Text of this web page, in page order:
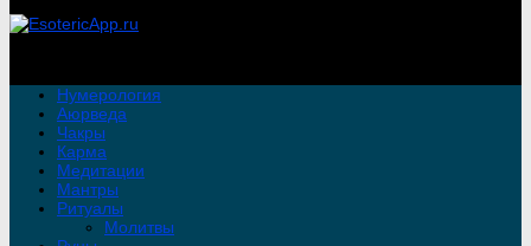
Нумерология
Аюрведа
Чакры
Карма
Медитации
Мантры
Ритуалы
Молитвы